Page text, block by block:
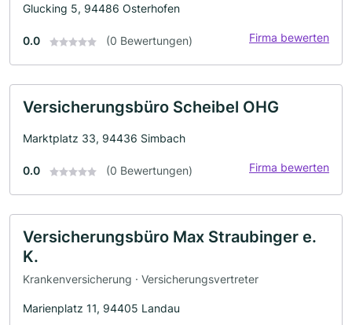
Glucking 5, 94486 Osterhofen
0.0 (0 Bewertungen) Firma bewerten
Versicherungsbüro Scheibel OHG
Marktplatz 33, 94436 Simbach
0.0 (0 Bewertungen) Firma bewerten
Versicherungsbüro Max Straubinger e.
K.
Krankenversicherung · Versicherungsvertreter
Marienplatz 11, 94405 Landau